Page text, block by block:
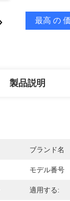
最高 の
製品説明
ブランド名
モデル番号
適用する: